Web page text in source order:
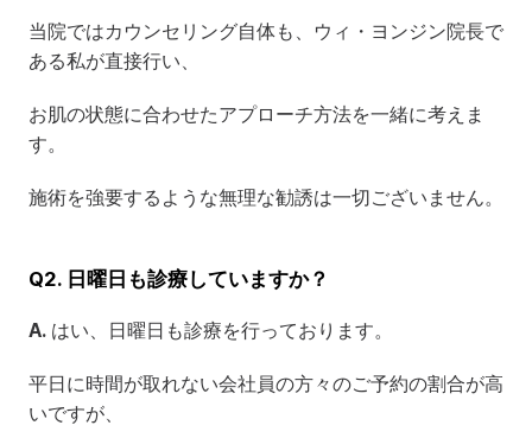
当院ではカウンセリング自体も、ウィ・ヨンジン院長で
ある私が直接行い、
お肌の状態に合わせたアプローチ方法を一緒に考えま
す。
施術を強要するような無理な勧誘は一切ございません。
Q2. 日曜日も診療していますか？
A. はい、日曜日も診療を行っております。
平日に時間が取れない会社員の方々のご予約の割合が高
いですが、